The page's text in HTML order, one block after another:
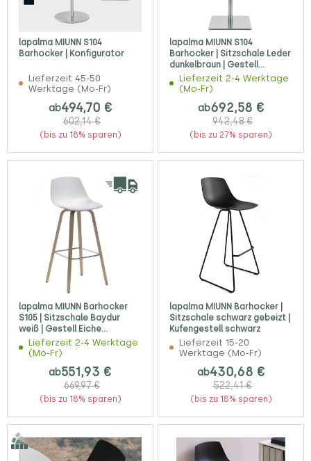
lapalma MIUNN S104
Barhocker | Konfigurator
Lieferzeit 45-50
Werktage (Mo-Fr)
ab494,70 €
602,14 €
(bis zu 18% sparen)
lapalma MIUNN S104
Barhocker | Sitzschale Leder
dunkelbraun | Gestell
Edelstahl | Bodenplatte
eckig
Lieferzeit 2-4 Werktage
(Mo-Fr)
ab692,58 €
942,48 €
(bis zu 27% sparen)
lapalma MIUNN Barhocker
S105 | Sitzschale Baydur
weiß | Gestell Eiche
gebleicht
Lieferzeit 2-4 Werktage
(Mo-Fr)
ab551,93 €
669,97 €
(bis zu 18% sparen)
lapalma MIUNN Barhocker |
Sitzschale schwarz gebeizt |
Kufengestell schwarz
Lieferzeit 15-20
Werktage (Mo-Fr)
ab430,68 €
522,41 €
(bis zu 18% sparen)